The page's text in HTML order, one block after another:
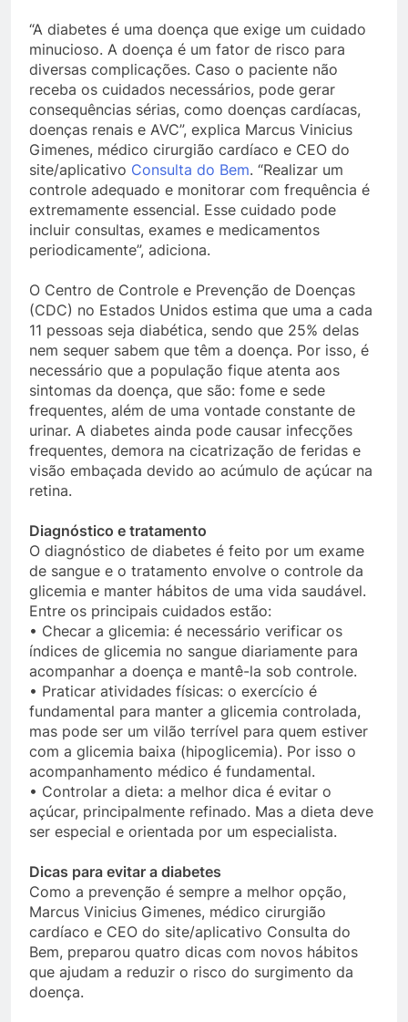
“A diabetes é uma doença que exige um cuidado
minucioso. A doença é um fator de risco para
diversas complicações. Caso o paciente não
receba os cuidados necessários, pode gerar
consequências sérias, como doenças cardíacas,
doenças renais e AVC”, explica Marcus Vinicius
Gimenes, médico cirurgião cardíaco e CEO do
site/aplicativo Consulta do Bem. “Realizar um
controle adequado e monitorar com frequência é
extremamente essencial. Esse cuidado pode
incluir consultas, exames e medicamentos
periodicamente”, adiciona.
O Centro de Controle e Prevenção de Doenças
(CDC) no Estados Unidos estima que uma a cada
11 pessoas seja diabética, sendo que 25% delas
nem sequer sabem que têm a doença. Por isso, é
necessário que a população fique atenta aos
sintomas da doença, que são: fome e sede
frequentes, além de uma vontade constante de
urinar. A diabetes ainda pode causar infecções
frequentes, demora na cicatrização de feridas e
visão embaçada devido ao acúmulo de açúcar na
retina.
Diagnóstico e tratamento
O diagnóstico de diabetes é feito por um exame
de sangue e o tratamento envolve o controle da
glicemia e manter hábitos de uma vida saudável.
Entre os principais cuidados estão:
• Checar a glicemia: é necessário verificar os
índices de glicemia no sangue diariamente para
acompanhar a doença e mantê-la sob controle.
• Praticar atividades físicas: o exercício é
fundamental para manter a glicemia controlada,
mas pode ser um vilão terrível para quem estiver
com a glicemia baixa (hipoglicemia). Por isso o
acompanhamento médico é fundamental.
• Controlar a dieta: a melhor dica é evitar o
açúcar, principalmente refinado. Mas a dieta deve
ser especial e orientada por um especialista.
Dicas para evitar a diabetes
Como a prevenção é sempre a melhor opção,
Marcus Vinicius Gimenes, médico cirurgião
cardíaco e CEO do site/aplicativo Consulta do
Bem, preparou quatro dicas com novos hábitos
que ajudam a reduzir o risco do surgimento da
doença.